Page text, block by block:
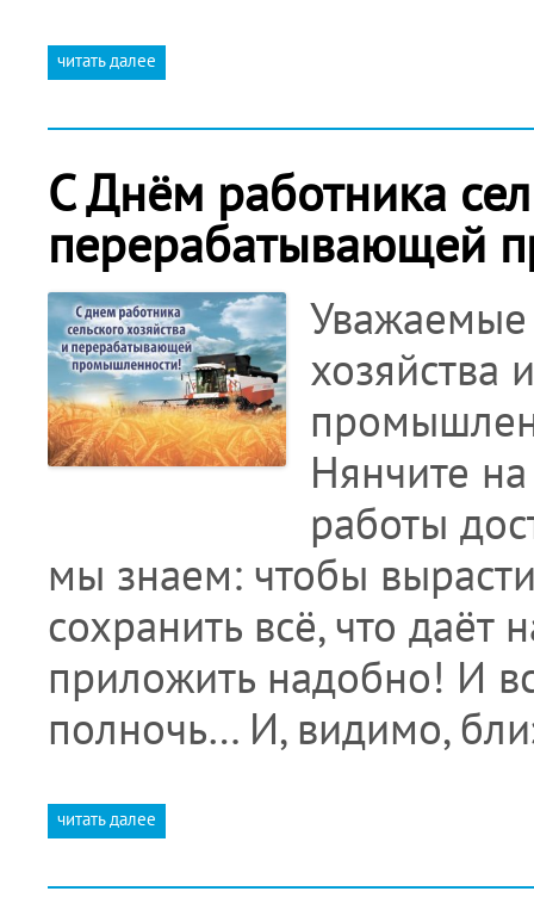
читать далее
С Днём работника
перерабатывающей
Уважаемые
хозяйства
Нянчите
работы
мы знаем: чтобы
сохранить всё, что
приложить надобно! И
полночь… И, видимо,
читать далее